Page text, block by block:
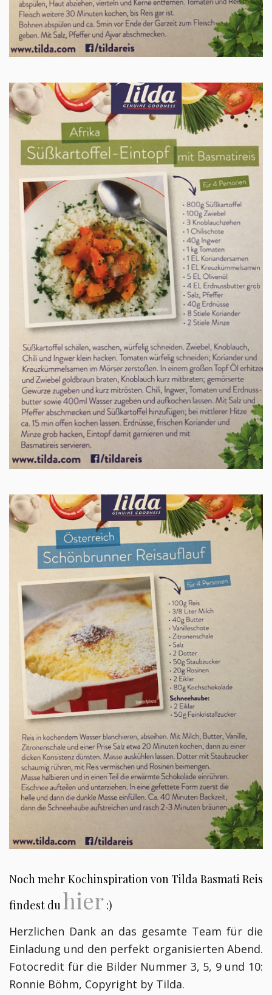
Noch mehr Kochinspiration von Tilda Basmati Reis
findest duhier :)
Herzlichen Dank an das gesamte Team für die
Einladung und den perfekt organisierten Abend.
Fotocredit für die Bilder Nummer 3, 5, 9 und 10:
Ronnie Böhm, Copyright by Tilda.